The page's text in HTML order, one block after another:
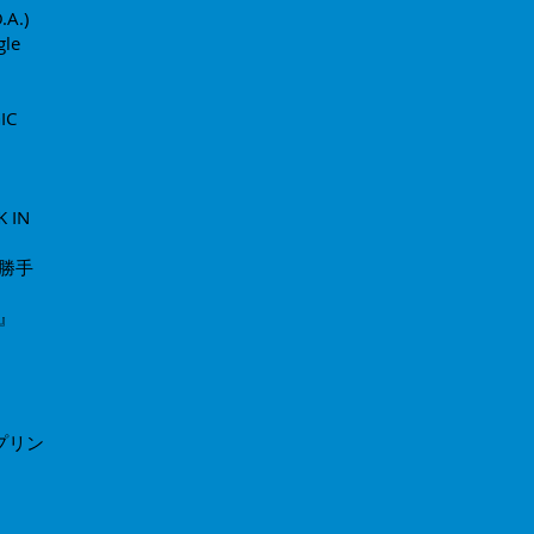
IN
手
リン